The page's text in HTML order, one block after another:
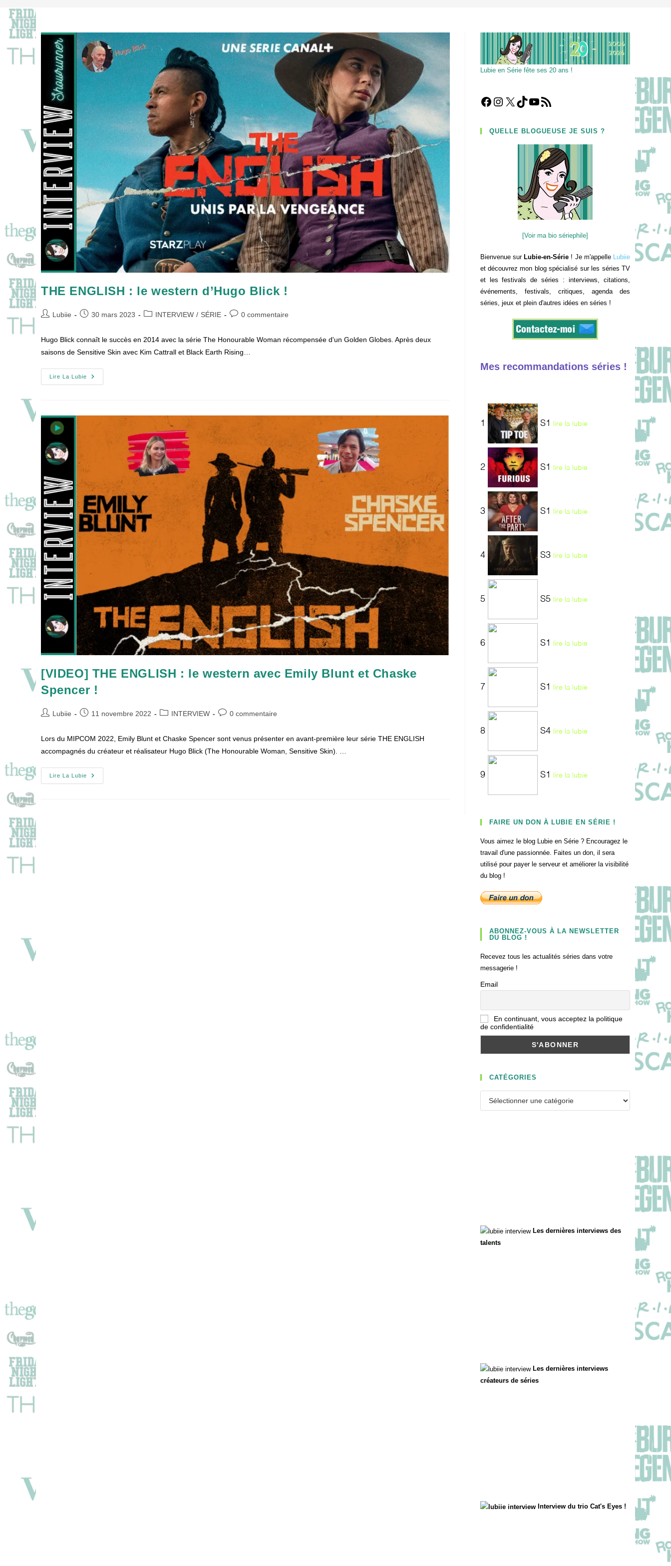
THE ENGLISH : le western d’Hugo Blick !
Auteur/autrice
publication :
Lubiie
Publication
30 mars 2023
PostINTERVIEW / SÉRIE
Commentaires
publication :
0 commentaire
Hugo Blick connaît le succès en 2014 avec la série The Honourable Woman récompensée d'un Golden Globes. Après deux
saisons de Sensitive Skin avec Kim Cattrall et Black Earth Rising…
Lire La Lubie
THE
ENGLISH
[VIDEO] THE ENGLISH : le western avec Emily Blunt et Chaske
Spencer !
Auteur/autrice
Lubiie
Publication
11 novembre 2022
PostINTERVIEW
Commentaires
publication :
0 commentaire
Lors du MIPCOM 2022, Emily Blunt et Chaske Spencer sont venus présenter en avant-première leur série THE ENGLISH
accompagnés du créateur et réalisateur Hugo Blick (The Honourable Woman, Sensitive Skin). …
Lire La Lubie
[VIDEO]
THE
Lubie en Série fête ses 20 ans !
Facebook
Instagram
X TikTokYouTube
Flux RSS
QUELLE BLOGUEUSE JE SUIS ?
[Voir ma bio sériephile]
Bienvenue sur Lubie-en-Série ! Je m'appelle Lubiie
et découvrez mon blog spécialisé sur les séries TV
et les festivals de séries : interviews, citations,
événements, festivals, critiques, agenda des
séries, jeux et plein d'autres idées en séries !
Mes recommandations séries !
1 S1 lire la lubie
2 S1 lire la lubie
3 S1 lire la lubie
4 S3 lire la lubie
5 S5 lire la lubie
6 S1 lire la lubie
7 S1 lire la lubie
8 S4 lire la lubie
9 S1 lire la lubie
FAIRE UN DON À LUBIE EN SÉRIE !
Vous aimez le blog Lubie en Série ? Encouragez le
travail d'une passionnée. Faites un don, il sera
utilisé pour payer le serveur et améliorer la visibilité
du blog !
ABONNEZ-VOUS À LA NEWSLETTER
DU BLOG !
Recevez tous les actualités séries dans votre
messagerie !
Email
En continuant, vous acceptez la politique
de confidentialité
CATÉGORIES
Les dernières interviews des
talents
Les dernières interviews
créateurs de séries
Interview du trio Cat's Eyes !